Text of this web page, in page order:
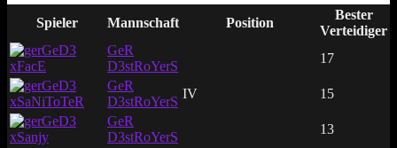
Spieler Mannschaft Position
Bester
Verteidiger
GeD3
xFacE
GeR
D3stRoYerS
17
GeD3
xSaNiToTeR
GeR
D3stRoYerS
IV
15
GeD3
xSanjy
GeR
D3stRoYerS
13